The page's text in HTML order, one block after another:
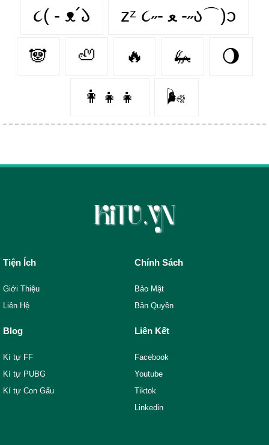
૮( - ᴥ՛𑁬 zᶻ ૮˶- ﻌ -˶ა⌒)ᦱ
🐼 🦥 🔥 🦗 🌖
👩‍👧‍👧 🌬️
Tiện Ích
Giới Thiệu
Liên Hệ
Chính Sách
Bảo Mật
Bản Quyền
Blog
Kí tự FF
Kí tự PUBG
Kí tự Con Gấu
Liên Kết
Facebook
Youtube
Tiktok
Linkedin